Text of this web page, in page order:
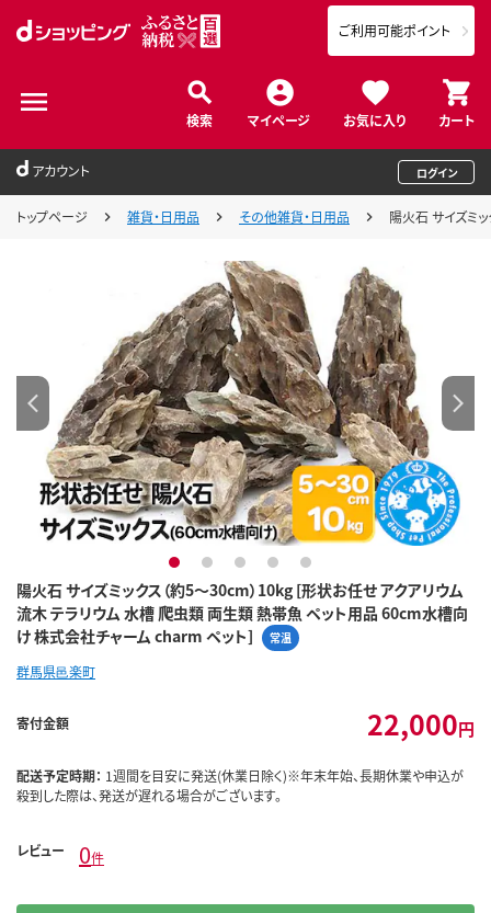
検索 マイページ お気に入り カート
ご利用可能ポイント
アカウント ログイン
トップページ 雑貨・日用品 その他雑貨・日用品 陽火石 サイズミ
陽火石 サイズミックス（約5～30cm）10kg [形状お任せ アクアリウム
流木 テラリウム 水槽 爬虫類 両生類 熱帯魚 ペット用品 60cm水槽向
け 株式会社チャーム charm ペット]
常温
1 2 3 4 5
群馬県邑楽町
寄付金額 22,000円
配送予定時期： 1週間を目安に発送(休業日除く)※年末年始、長期休業や申込が
殺到した際は、発送が遅れる場合がございます。
レビュー 0件